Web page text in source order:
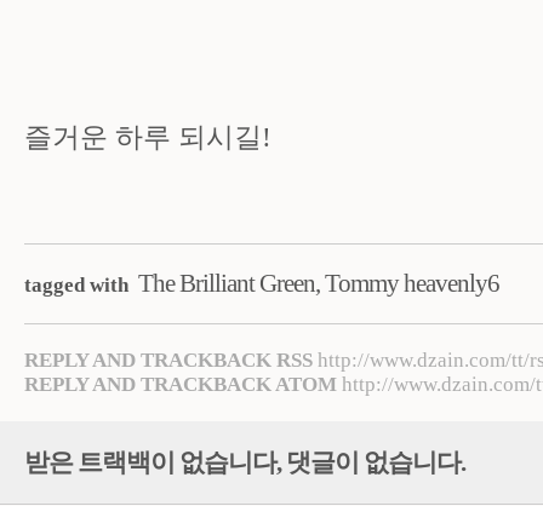
즐거운 하루 되시길!
tagged with The Brilliant Green,Tommy heavenly6
REPLY AND TRACKBACK RSS http://www.dzain.com/tt/
REPLY AND TRACKBACK ATOM http://www.dzain.com/
받은 트랙백이 없습니다, 댓글이 없습니다.